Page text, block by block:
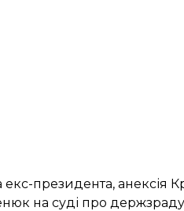
екс-президента, анексія
на суді про